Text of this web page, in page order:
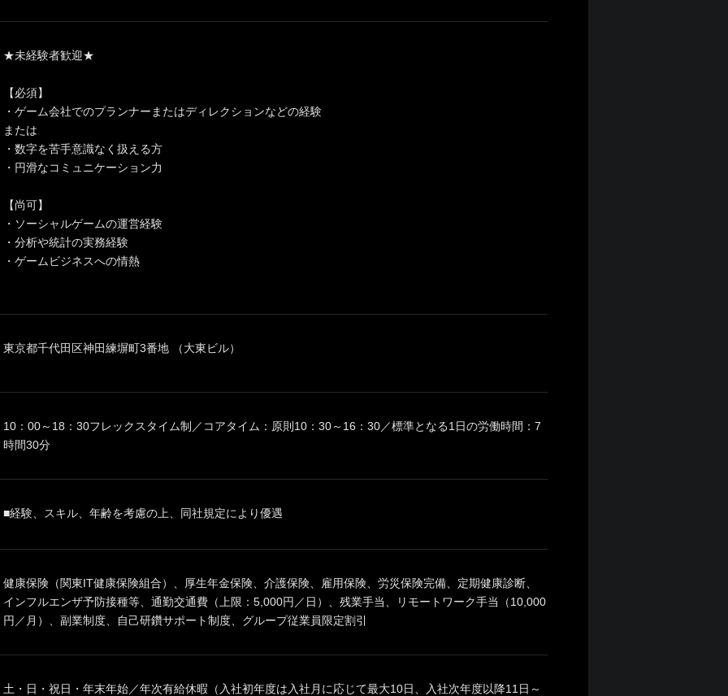
★未経験者歓迎★
【必須】
・ゲーム会社でのプランナーまたはディレクションなどの経験
または
・数字を苦手意識なく扱える方
・円滑なコミュニケーション力
【尚可】
・ソーシャルゲームの運営経験
・分析や統計の実務経験
・ゲームビジネスへの情熱
東京都千代田区神田練塀町3番地 （大東ビル）
10：00～18：30フレックスタイム制／コアタイム：原則10：30～16：30／標準となる1日の労働時間：7
時間30分
■経験、スキル、年齢を考慮の上、同社規定により優遇
健康保険（関東IT健康保険組合）、厚生年金保険、介護保険、雇用保険、労災保険完備、定期健康診断、
インフルエンザ予防接種等、通勤交通費（上限：5,000円／日）、残業手当、リモートワーク手当（10,000
円／月）、副業制度、自己研鑽サポート制度、グループ従業員限定割引
土・日・祝日・年末年始／年次有給休暇（入社初年度は入社月に応じて最大10日、入社次年度以降11日～